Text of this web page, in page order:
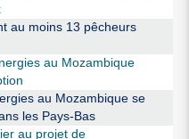
au moins 13 pêcheurs
au Mozambique
au Mozambique se
les Pays-Bas
au projet de